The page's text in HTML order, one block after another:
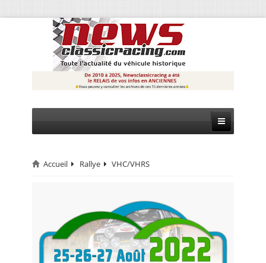
CIRCUIT
MONTAGNE
EVÈNEMENTS
Accueil Rallye VHC/VHRS